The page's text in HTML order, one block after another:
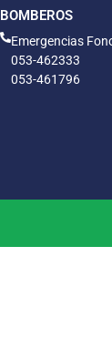
BOMBEROS
Emergencias
053-462333
053-461796